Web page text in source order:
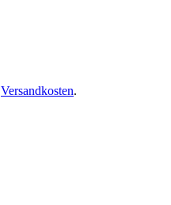
Versandkosten.